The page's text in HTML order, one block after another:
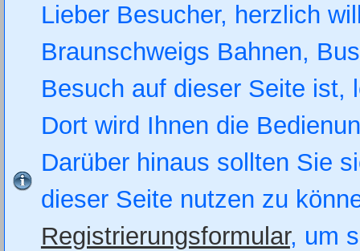
Lieber Besucher, herzlich
Braunschweigs Bahnen,
Besuch auf dieser Seite
Dort wird Ihnen die
Darüber hinaus sollten Sie
dieser Seite nutzen zu
Registrierungsformular, um